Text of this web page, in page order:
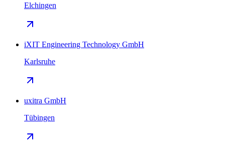
Elchingen
iXIT Engineering Technology GmbH
Karlsruhe
uxitra GmbH
Tübingen